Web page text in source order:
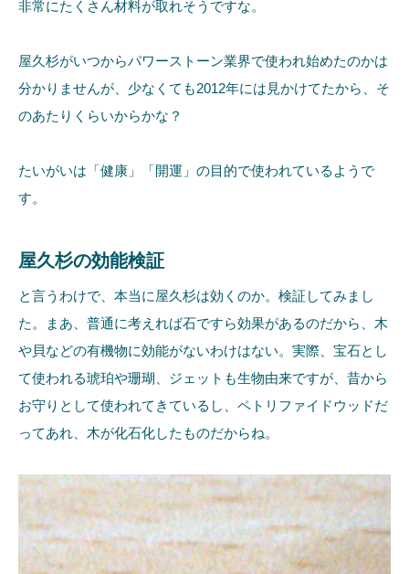
非常にたくさん材料が取れそうですな。
屋久杉がいつからパワーストーン業界で使われ始めたのかは
分かりませんが、少なくても2012年には見かけてたから、そ
のあたりくらいからかな？
たいがいは「健康」「開運」の目的で使われているようで
す。
屋久杉の効能検証
と言うわけで、本当に屋久杉は効くのか。検証してみまし
た。まあ、普通に考えれば石ですら効果があるのだから、木
や貝などの有機物に効能がないわけはない。実際、宝石とし
て使われる琥珀や珊瑚、ジェットも生物由来ですが、昔から
お守りとして使われてきているし、ペトリファイドウッドだ
ってあれ、木が化石化したものだからね。